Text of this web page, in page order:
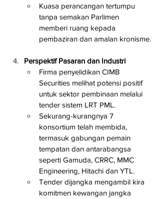
Kuasa perancangan tertumpu
tanpa semakan Parlimen
memberi ruang kepada
pembaziran dan amalan kronisme.
Perspektif Pasaran dan Industri
Firma penyelidikan CIMB
Securities melihat potensi positif
untuk sektor pembinaan melalui
tender sistem LRT PML.
Sekurang-kurangnya 7
konsortium telah membida,
termasuk gabungan pemain
tempatan dan antarabangsa
seperti Gamuda, CRRC, MMC
Engineering, Hitachi dan YTL.
Tender dijangka mengambil kira
komitmen kewangan jangka